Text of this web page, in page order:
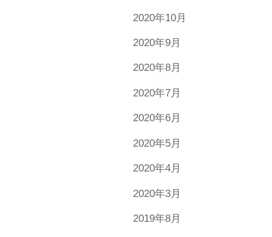
2020年10月
2020年9月
2020年8月
2020年7月
2020年6月
2020年5月
2020年4月
2020年3月
2019年8月